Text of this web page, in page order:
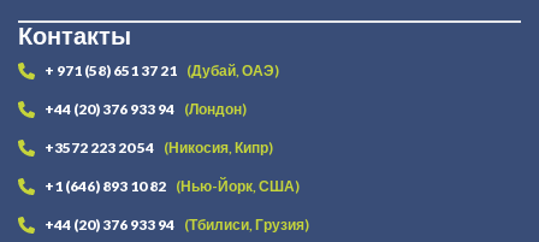
Контакты
+ 971 (58) 651 37 21 (Дубай, ОАЭ)
+44 (20) 376 933 94 (Лондон)
+3572 223 20 54 (Никосия, Кипр)
+1 (646) 893 10 82 (Нью-Йорк, США)
+44 (20) 376 933 94 (Тбилиси, Грузия)